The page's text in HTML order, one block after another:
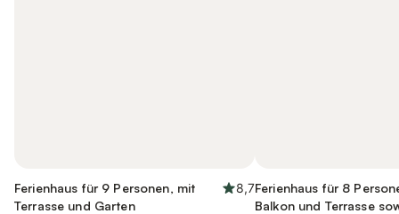
Ferienhaus für 9 Personen, mit
Terrasse und Garten
8,7Ferienhaus für 8
Balkon und Terrasse